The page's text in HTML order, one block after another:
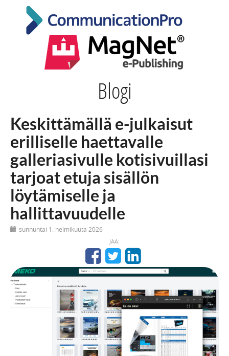
Blogi
Keskittämällä e-julkaisut
erilliselle haettavalle
galleriasivulle kotisivuillasi
tarjoat etuja sisällön
löytämiselle ja
hallittavuudelle
sunnuntai 1. helmikuuta 2026
JAA: